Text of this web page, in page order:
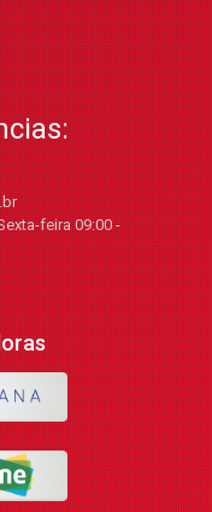
feira 09:00 -